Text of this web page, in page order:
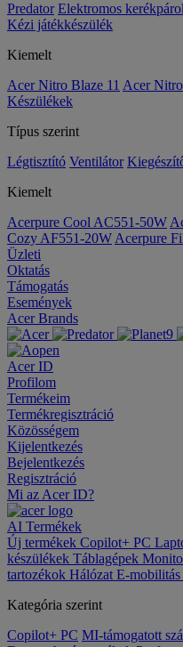
Predator Elektromos
Kézi játékkészülék
Kiemelt
Acer Nitro Blaze 11 Acer
Készülékek
Típus szerint
Légtisztító Ventilátor
Kiemelt
Acerpure Cool AC551-50W
Cozy AF551-20W Acerpure
Üzleti
Oktatás
Támogatás
Események
Acer Brands
Acer ID
Profilom
Termékeim
Termékregisztráció
Közösségem
Kijelentkezés
Bejelentkezés
Regisztráció
Mi az Acer ID?
AI Termékek
Új termékek Copilot+ PC
készülékek Táblagépek
tartozékok Hálózat E-mobilitás
Kategória szerint
Copilot+ PC MI-támogatott